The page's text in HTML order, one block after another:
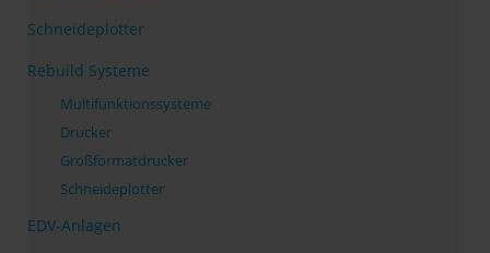
Schneideplotter
Rebuild Systeme
Multifunktionssysteme
Drucker
Großformatdrucker
Schneideplotter
EDV-Anlagen